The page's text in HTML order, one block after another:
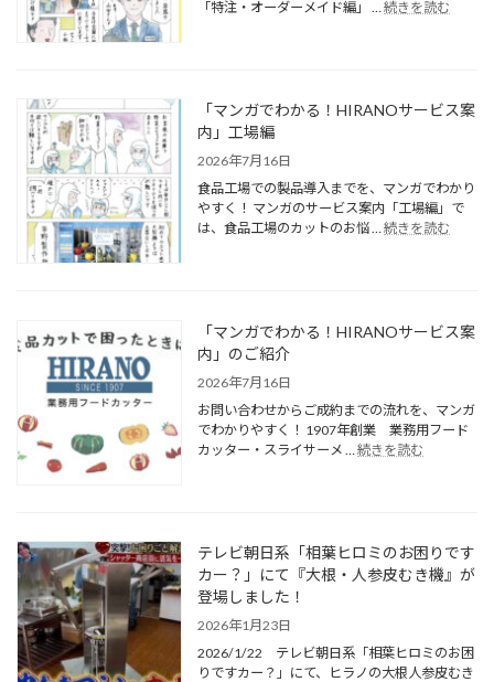
「特注・オーダーメイド編」 …続きを読む
「マンガでわかる！HIRANOサービス案
内」工場編
2026年7月16日
食品工場での製品導入までを、マンガでわかり
やすく！ マンガのサービス案内「工場編」で
は、食品工場のカットのお悩 …続きを読む
「マンガでわかる！HIRANOサービス案
内」のご紹介
2026年7月16日
お問い合わせからご成約までの流れを、マンガ
でわかりやすく！ 1907年創業 業務用フード
カッター・スライサーメ … 続きを読む
テレビ朝日系「相葉ヒロミのお困りです
カー？」にて『大根・人参皮むき機』が
登場しました！
2026年1月23日
2026/1/22 テレビ朝日系「相葉ヒロミのお困
りですカー？」にて、ヒラノの大根人参皮むき